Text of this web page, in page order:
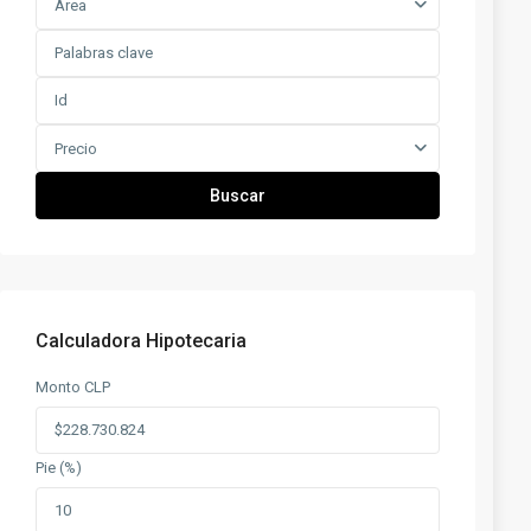
Área
Precio
Buscar
Calculadora Hipotecaria
Monto CLP
Pie (%)